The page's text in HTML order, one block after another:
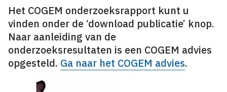
Het COGEM onderzoeksrapport kunt u
vinden onder de ‘download publicatie’ knop.
Naar aanleiding van de
onderzoeksresultaten is een COGEM advies
opgesteld. Ga naar het COGEM advies.